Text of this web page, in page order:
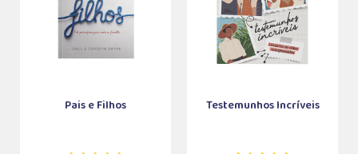
Pais e Filhos Testemunhos Incríveis